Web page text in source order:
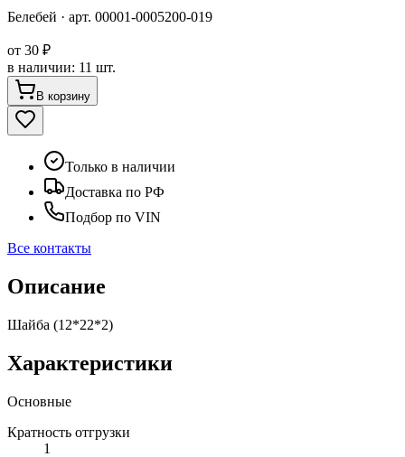
Белебей · арт. 00001-0005200-019
от 30 ₽
в наличии: 11 шт.
В корзину
Только в наличии
Доставка по РФ
Подбор по VIN
Все контакты
Описание
Шайба (12*22*2)
Характеристики
Основные
Кратность отгрузки
1